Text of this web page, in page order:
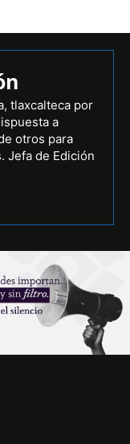
tlaxcalteca por
a
otros para
Jefa de Edición